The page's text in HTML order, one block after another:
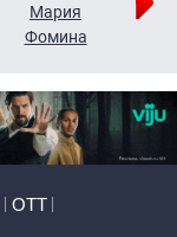
Мария
Фомина
ОТТ